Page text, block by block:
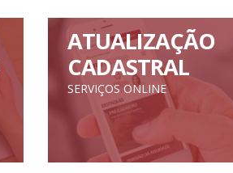
ATUALIZAÇÃO
CADASTRAL
SERVIÇOS ONLINE